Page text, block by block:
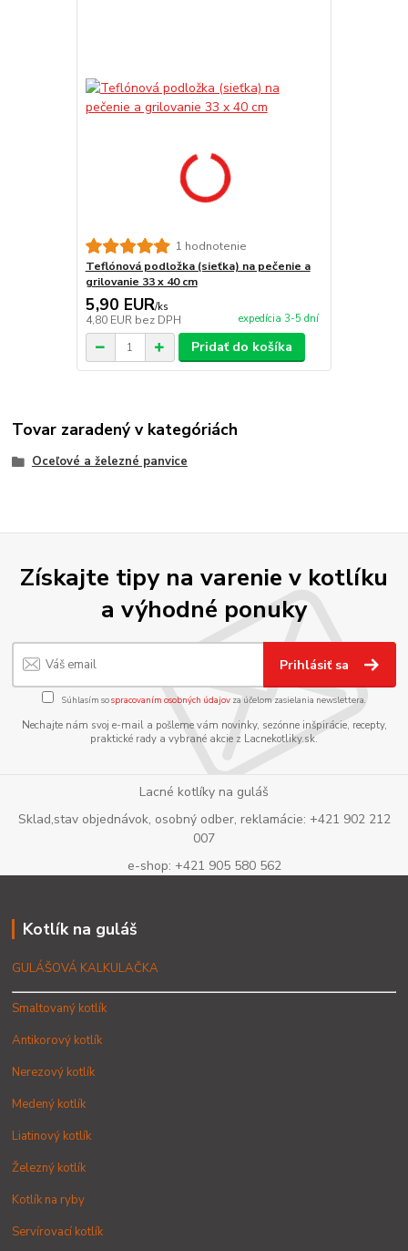
1 hodnotenie
Teflónová podložka (sieťka) na pečenie a
grilovanie 33 x 40 cm
5,90 EUR/ks
4,80 EUR bez DPH expedícia 3-5 dní
Pridať do košíka
Tovar zaradený v kategóriách
Oceľové a železné panvice
Získajte tipy na varenie v kotlíku
a výhodné ponuky
Prihlásiť sa
Súhlasím sospracovaním osobných údajov za účelom zasielania newslettera.
Nechajte nám svoj e-mail a pošleme vám novinky, sezónne inšpirácie, recepty,
praktické rady a vybrané akcie z Lacnekotliky.sk.
Lacné kotlíky na guláš
Sklad,stav objednávok, osobný odber, reklamácie: +421 902 212
007
e-shop: +421 905 580 562
Kotlík na guláš
GULÁŠOVÁ KALKULAČKA
Smaltovaný kotlík
Antikorový kotlík
Nerezový kotlík
Medený kotlík
Liatinový kotlík
Železný kotlík
Kotlík na ryby
Servírovací kotlík